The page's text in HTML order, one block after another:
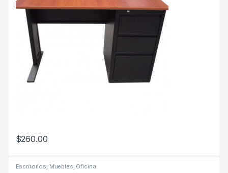
$260.00
Escritorios, Muebles, Oficina